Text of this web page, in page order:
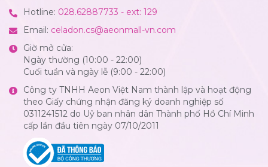
Hotline: 028.62887733 - ext: 129
Email: celadon.cs@aeonmall-vn.com
Giờ mở cửa:
Ngày thường (10:00 - 22:00)
Cuối tuần và ngày lễ (9:00 - 22:00)
Công ty TNHH Aeon Việt Nam thành lập và hoạt động
theo Giấy chứng nhận đăng ký doanh nghiệp số
0311241512 do Uỷ ban nhân dân Thành phố Hồ Chí Minh
cấp lần đầu tiên ngày 07/10/2011